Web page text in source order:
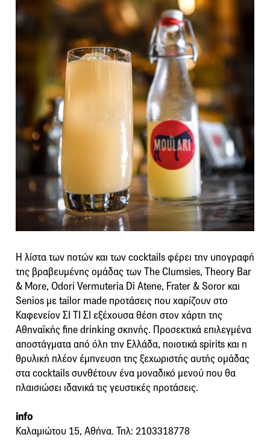
Η λίστα των ποτών και των cocktails φέρει την υπογραφή
της βραβευμένης ομάδας των The Clumsies, Theory Bar
& More, Odori Vermuteria Di Atene, Frater & Soror και
Senios με tailor made προτάσεις που χαρίζουν στο
Καφενείον ΣΙ ΤΙ ΣΙ εξέχουσα θέση στον χάρτη της
Αθηναϊκής fine drinking σκηνής. Προσεκτικά επιλεγμένα
αποστάγματα από όλη την Ελλάδα, ποιοτικά spirits και η
θρυλική πλέον έμπνευση της ξεχωριστής αυτής ομάδας
στα cocktails συνθέτουν ένα μοναδικό μενού που θα
πλαισιώσει ιδανικά τις γευστικές προτάσεις.
info
Καλαμιώτου 15, Αθήνα. Τηλ: 2103318778